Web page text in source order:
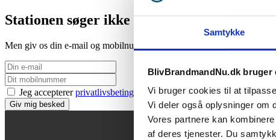
Samtykke
BlivBrandmandNu.dk bruger
Vi bruger cookies til at
Vi deler også oplysninger om
Vores partnere kan
af deres tjenester. Du
Stationen søger ikke lige nu..
Men giv os din e-mail og mobilnummer, så giver vi dig besked, når
Jeg acceptererprivatlivsbetingelsersamt at BBN må sende e-mails
Giv mig besked